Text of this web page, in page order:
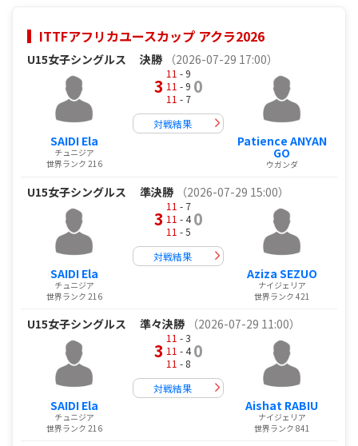
ITTFアフリカユースカップ アクラ2026
U15女子シングルス 決勝 （2026-07-29 17:00）
SAIDI Ela
チュニジア
世界ランク 216
3
11 - 9
11 - 9
11 - 7
0
対戦結果
Patience ANYAN
GO
ウガンダ
U15女子シングルス 準決勝 （2026-07-29 15:00）
SAIDI Ela
チュニジア
世界ランク 216
3
11 - 7
11 - 4
11 - 5
0
対戦結果
Aziza SEZUO
ナイジェリア
世界ランク 421
U15女子シングルス 準々決勝 （2026-07-29 11:00）
SAIDI Ela
チュニジア
世界ランク 216
3
11 - 3
11 - 4
11 - 8
0
対戦結果
Aishat RABIU
ナイジェリア
世界ランク 841